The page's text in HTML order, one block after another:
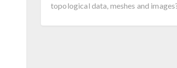
topological data, meshes and